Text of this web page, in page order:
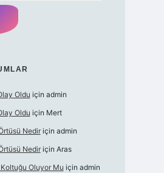
Oldu için admin
Oldu için Mert
Nediriçin admin
Nediriçin Aras
Oluyor Mu için admin